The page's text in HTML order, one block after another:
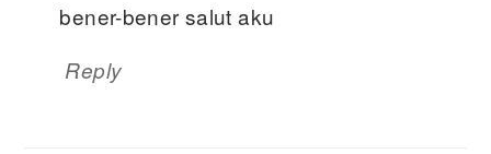
bener-bener salut aku
Reply